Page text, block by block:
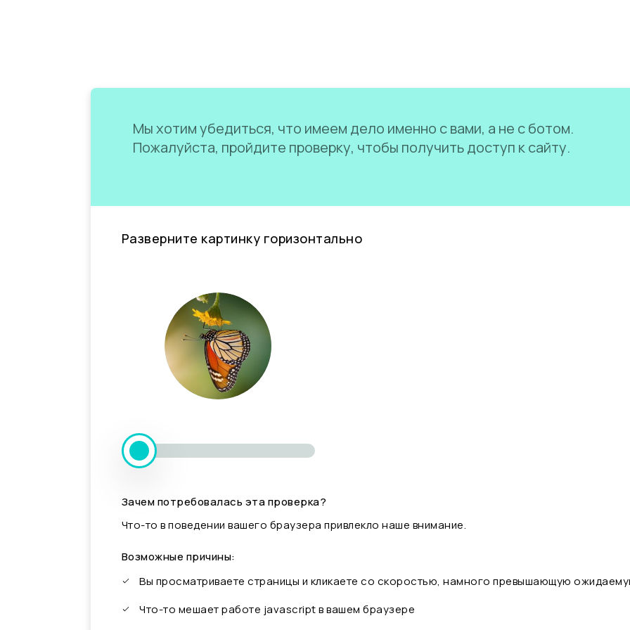
Мы хотим убедиться, что имеем дело именно с вами, а не с ботом.
Пожалуйста, пройдите проверку, чтобы получить доступ к сайту.
Разверните картинку горизонтально
Зачем потребовалась эта проверка?
Что-то в поведении вашего браузера привлекло наше внимание.
Возможные причины:
Вы просматриваете страницы и кликаете со скоростью, намного превышающую
Что-то мешает работе javascript в вашем браузере